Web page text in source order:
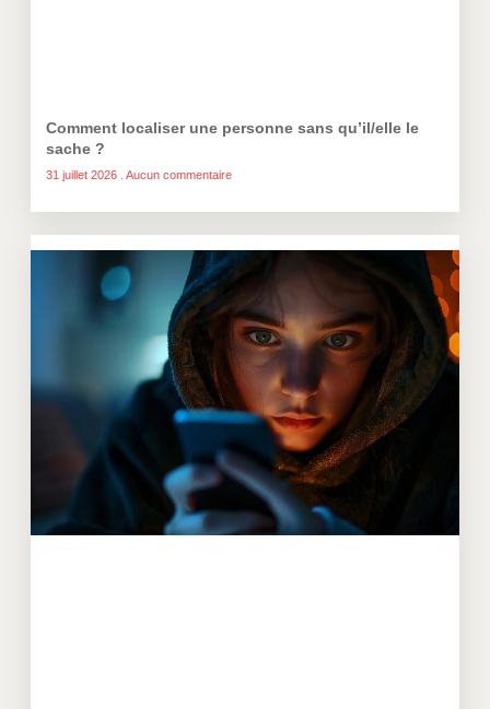
Comment localiser une personne sans qu’il/elle le
sache ?
31 juillet 2026 Aucun commentaire